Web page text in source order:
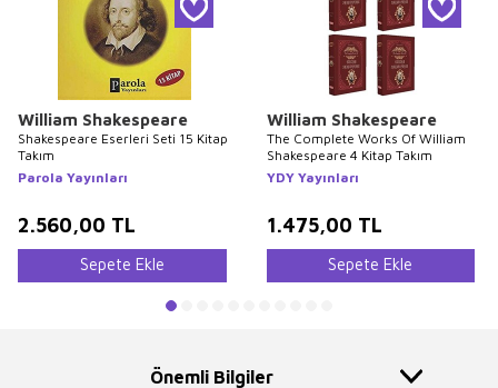
William Shakespeare
Shakespeare Eserleri Seti 15 Kitap
Takım
Parola Yayınları
2.560,00 TL
Sepete Ekle
William Shakespeare
The Complete Works Of William
Shakespeare 4 Kitap Takım
YDY Yayınları
1.475,00 TL
Sepete Ekle
Önemli Bilgiler